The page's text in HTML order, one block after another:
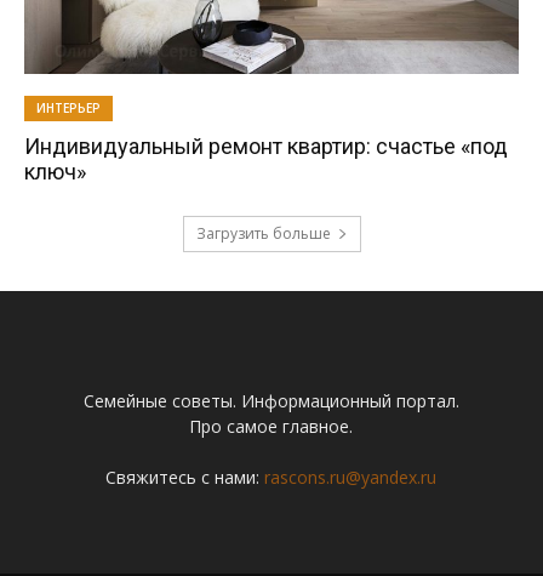
ИНТЕРЬЕР
Индивидуальный ремонт квартир: счастье «под
ключ»
Загрузить больше
Семейные советы. Информационный портал.
Про самое главное.
Свяжитесь с нами: rascons.ru@yandex.ru